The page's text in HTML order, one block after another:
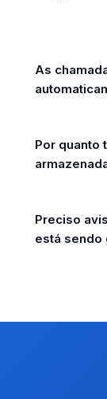
As
Por quanto
Preciso
está sendo